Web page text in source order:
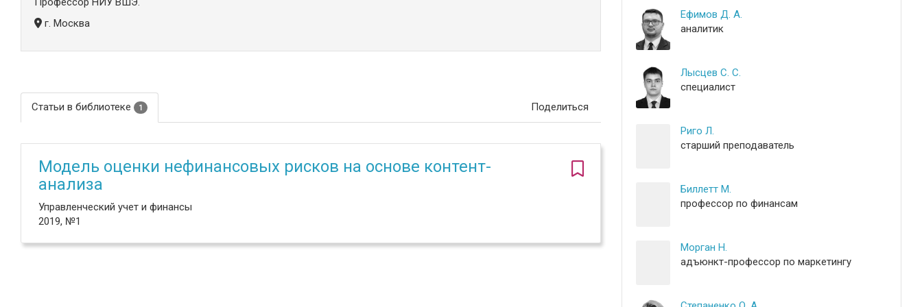
г. Москва
Статьи в библиотеке 1 Поделиться
Модель оценки нефинансовых рисков на основе контент-
анализа
Управленческий учет и финансы
2019, №1
Ефимов Д. А.
аналитик
Лысцев С. С.
специалист
Риго Л.
старший преподаватель
Биллетт М.
профессор по финансам
Морган Н.
адъюнкт-профессор по маркетингу